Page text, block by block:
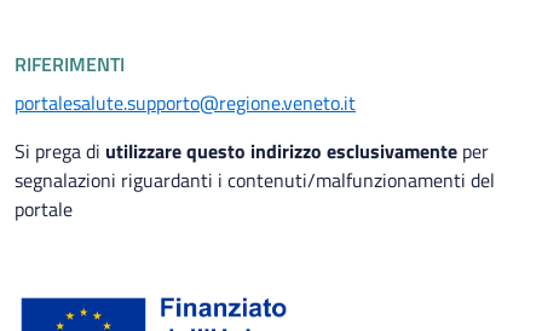
RIFERIMENTI
portalesalute.supporto@regione.veneto.it
Si prega di utilizzare questo indirizzo esclusivamente per
segnalazioni riguardanti i contenuti/malfunzionamenti del
portale